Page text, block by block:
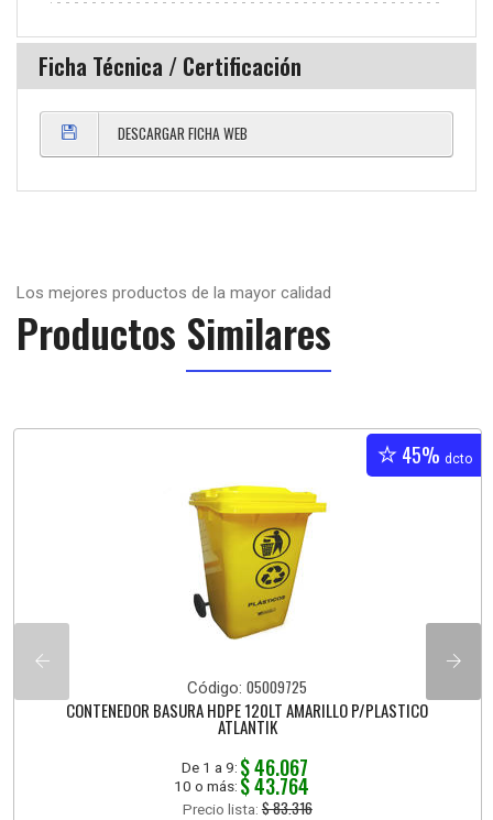
Ficha Técnica / Certificación
DESCARGAR FICHA WEB
Los mejores productos de la mayor calidad
Productos Similares
45% dcto
Código:05009725
CONTENEDOR BASURA HDPE 120LT AMARILLO P/PLASTICO
ATLANTIK
De 1 a 9: $ 46.067
10 o más: $ 43.764
Precio lista:$ 83.316